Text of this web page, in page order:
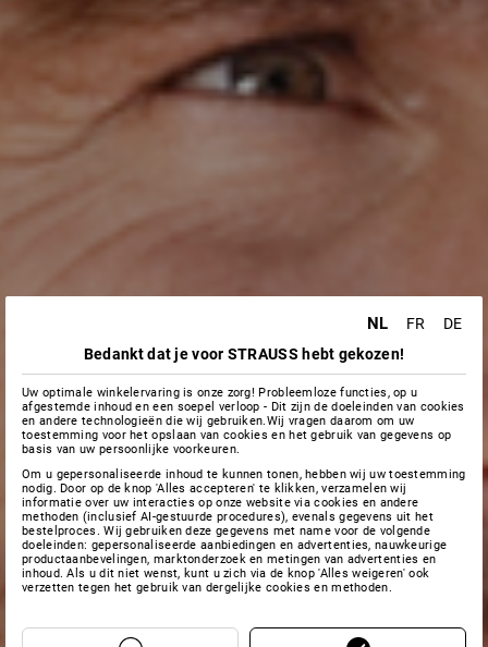
NL FR
DE
Bedankt dat je voor STRAUSS hebt gekozen!
Uw optimale winkelervaring is onze zorg! Probleemloze functies, op u
afgestemde inhoud en een soepel verloop - Dit zijn de doeleinden van cookies
en andere technologieën die wij gebruiken.Wij vragen daarom om uw
toestemming voor het opslaan van cookies en het gebruik van gegevens op
basis van uw persoonlijke voorkeuren.
Om u gepersonaliseerde inhoud te kunnen tonen, hebben wij uw toestemming
nodig. Door op de knop 'Alles accepteren' te klikken, verzamelen wij
informatie over uw interacties op onze website via cookies en andere
methoden (inclusief AI-gestuurde procedures), evenals gegevens uit het
bestelproces. Wij gebruiken deze gegevens met name voor de volgende
doeleinden: gepersonaliseerde aanbiedingen en advertenties, nauwkeurige
productaanbevelingen, marktonderzoek en metingen van advertenties en
inhoud. Als u dit niet wenst, kunt u zich via de knop 'Alles weigeren' ook
verzetten tegen het gebruik van dergelijke cookies en methoden.